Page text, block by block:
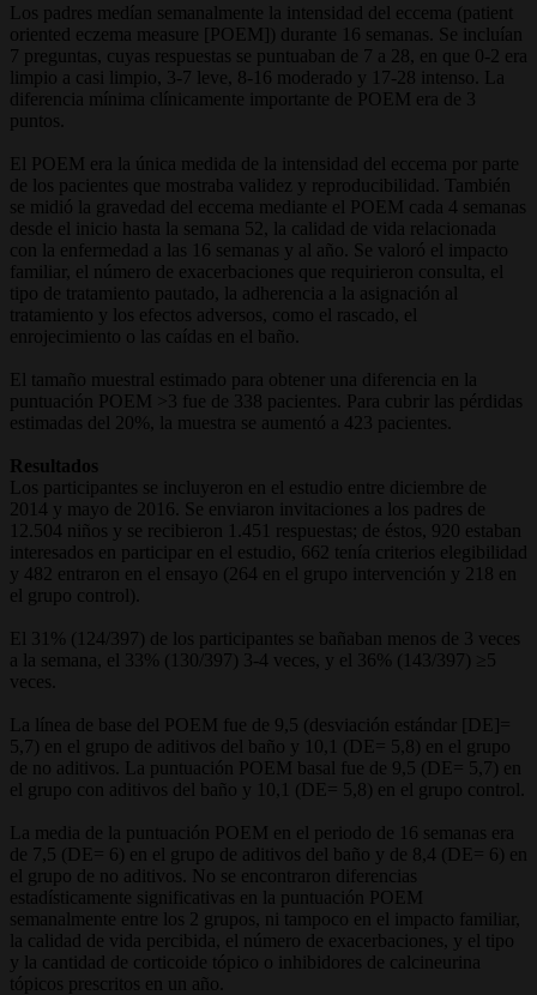
Los padres medían semanalmente la intensidad del eccema (patient
oriented eczema measure [POEM]) durante 16 semanas. Se incluían
7 preguntas, cuyas respuestas se puntuaban de 7 a 28, en que 0-2 era
limpio a casi limpio, 3-7 leve, 8-16 moderado y 17-28 intenso. La
diferencia mínima clínicamente importante de POEM era de 3
puntos.
El POEM era la única medida de la intensidad del eccema por parte
de los pacientes que mostraba validez y reproducibilidad. También
se midió la gravedad del eccema mediante el POEM cada 4 semanas
desde el inicio hasta la semana 52, la calidad de vida relacionada
con la enfermedad a las 16 semanas y al año. Se valoró el impacto
familiar, el número de exacerbaciones que requirieron consulta, el
tipo de tratamiento pautado, la adherencia a la asignación al
tratamiento y los efectos adversos, como el rascado, el
enrojecimiento o las caídas en el baño.
El tamaño muestral estimado para obtener una diferencia en la
puntuación POEM >3 fue de 338 pacientes. Para cubrir las pérdidas
estimadas del 20%, la muestra se aumentó a 423 pacientes.
Resultados
Los participantes se incluyeron en el estudio entre diciembre de
2014 y mayo de 2016. Se enviaron invitaciones a los padres de
12.504 niños y se recibieron 1.451 respuestas; de éstos, 920 estaban
interesados en participar en el estudio, 662 tenía criterios elegibilidad
y 482 entraron en el ensayo (264 en el grupo intervención y 218 en
el grupo control).
El 31% (124/397) de los participantes se bañaban menos de 3 veces
a la semana, el 33% (130/397) 3-4 veces, y el 36% (143/397) ≥5
veces.
La línea de base del POEM fue de 9,5 (desviación estándar [DE]=
5,7) en el grupo de aditivos del baño y 10,1 (DE= 5,8) en el grupo
de no aditivos. La puntuación POEM basal fue de 9,5 (DE= 5,7) en
el grupo con aditivos del baño y 10,1 (DE= 5,8) en el grupo control.
La media de la puntuación POEM en el periodo de 16 semanas era
de 7,5 (DE= 6) en el grupo de aditivos del baño y de 8,4 (DE= 6) en
el grupo de no aditivos. No se encontraron diferencias
estadísticamente significativas en la puntuación POEM
semanalmente entre los 2 grupos, ni tampoco en el impacto familiar,
la calidad de vida percibida, el número de exacerbaciones, y el tipo
y la cantidad de corticoide tópico o inhibidores de calcineurina
tópicos prescritos en un año.